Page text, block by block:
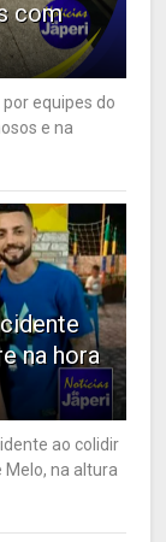
com
equipes do
e na
na hora
ao colidir
Melo, na altura